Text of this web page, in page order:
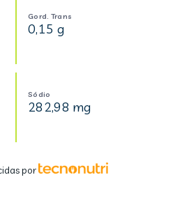
Gord. Trans
0,15 g
Sódio
282,98 mg
por